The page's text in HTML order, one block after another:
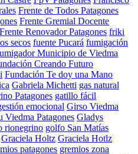
Frente de Todos Patagones
Frente Gremial Docente
Frente Renovador Patagones friki
secos fuente Pucará fumigación
Municipio de Viedma
Creando Futuro
Fundación Te doy una Mano
Gabriela Michetti gas natural
Patagones gatillo fácil
emocional Girso Viedma
Viedma Patagones Gladys
rionegrino golfo San Matías
Graciela Holtz Graciela Hotlz
patagones gremios zona